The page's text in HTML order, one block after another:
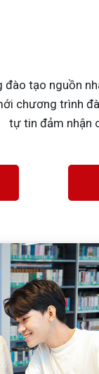
đào tạo nguồn
chương trình
tự tin đảm nhận